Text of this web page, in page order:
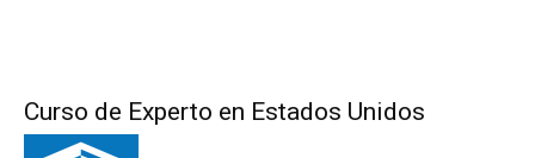
Curso de Experto en Estados Unidos